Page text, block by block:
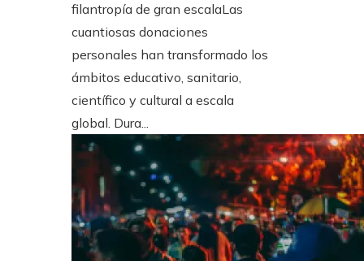
filantropía de gran escalaLas
cuantiosas donaciones
personales han transformado los
ámbitos educativo, sanitario,
científico y cultural a escala
global. Dura...